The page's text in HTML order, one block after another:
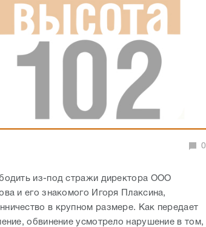
0
из-под стражи директора ООО
и его знакомого Игоря Плаксина,
в крупном размере. Как передает
обвинение усмотрело нарушение в том,